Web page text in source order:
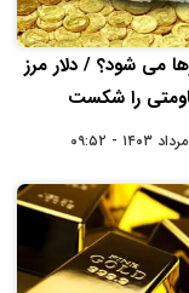
می شود؟ / دلار مرز
را شکست